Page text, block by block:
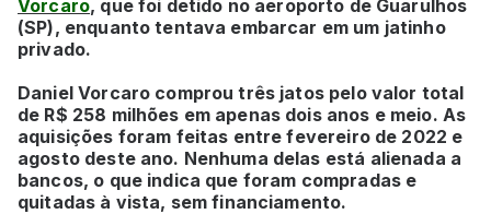
Vorcaro, que foi detido no aeroporto de Guarulhos
(SP), enquanto tentava embarcar em um jatinho
privado.
Daniel Vorcaro comprou três jatos pelo valor total
de R$ 258 milhões em apenas dois anos e meio. As
aquisições foram feitas entre fevereiro de 2022 e
agosto deste ano. Nenhuma delas está alienada a
bancos, o que indica que foram compradas e
quitadas à vista, sem financiamento.